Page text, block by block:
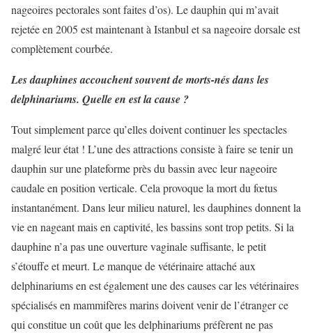
nageoires pectorales sont faites d’os). Le dauphin qui m’avait
rejetée en 2005 est maintenant à Istanbul et sa nageoire dorsale est
complètement courbée.
Les dauphines accouchent souvent de morts-nés dans les
delphinariums. Quelle en est la cause ?
Tout simplement parce qu’elles doivent continuer les spectacles
malgré leur état ! L’une des attractions consiste à faire se tenir un
dauphin sur une plateforme près du bassin avec leur nageoire
caudale en position verticale. Cela provoque la mort du fœtus
instantanément. Dans leur milieu naturel, les dauphines donnent la
vie en nageant mais en captivité, les bassins sont trop petits. Si la
dauphine n’a pas une ouverture vaginale suffisante, le petit
s’étouffe et meurt. Le manque de vétérinaire attaché aux
delphinariums en est également une des causes car les vétérinaires
spécialisés en mammifères marins doivent venir de l’étranger ce
qui constitue un coût que les delphinariums préfèrent ne pas